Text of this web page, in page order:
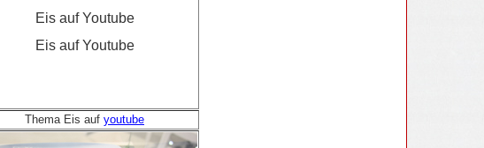
Eis auf Youtube
Eis auf Youtube
Thema Eis auf youtube